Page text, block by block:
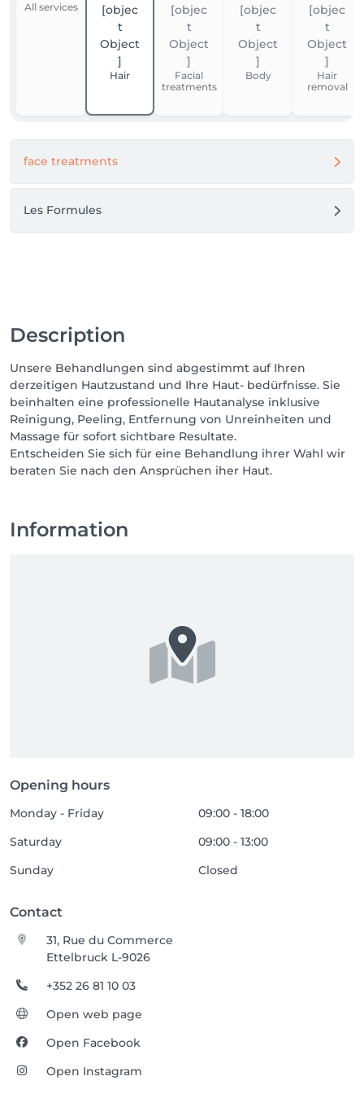
Wir sprechen luxemburgisch, Französisch, Deutsch,
Portugisisch und Englisch
All services
Hair
Facial
treatments
Body
Hair
removal
face treatments
Les Formules
Description
Unsere Behandlungen sind abgestimmt auf Ihren
derzeitigen Hautzustand und Ihre Haut- bedürfnisse. Sie
beinhalten eine professionelle Hautanalyse inklusive
Reinigung, Peeling, Entfernung von Unreinheiten und
Massage für sofort sichtbare Resultate.
Entscheiden Sie sich für eine Behandlung ihrer Wahl wir
beraten Sie nach den Ansprüchen iher Haut.
Information
Opening hours
Monday - Friday
09:00 - 18:00
Saturday
09:00 - 13:00
Sunday
Closed
Contact
31, Rue du Commerce
Ettelbruck L-9026
+352 26 81 10 03
Open web page
Open Facebook
Open Instagram